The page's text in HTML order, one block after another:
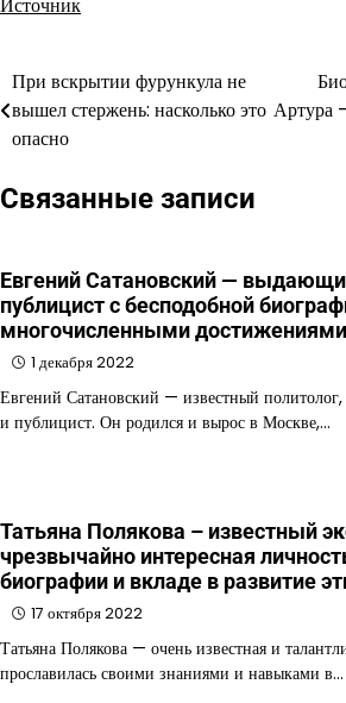
Навигация
по
При вскрытии фурункула не
вышел стержень: насколько это
опасно
Артура
Связанные записи
Евгений Сатановский —
публицист с бесподобной
многочисленными достижениями
1 декабря 2022
Евгений Сатановский — известный
и публицист. Он родился и вырос в Москве,…
Татьяна Полякова – известный
чрезвычайно интересная
биографии и вкладе в развитие
17 октября 2022
Татьяна Полякова — очень известная и
прославилась своими знаниями и навыками в…